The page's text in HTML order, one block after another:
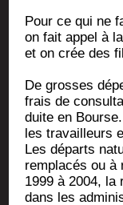
Pour ce qui ne
on fait appel à
et on crée des
De grosses
frais de
duite en
les tra­vailleurs
Les départs
rem­pla­cés ou à
1999 à 2004, la
dans les